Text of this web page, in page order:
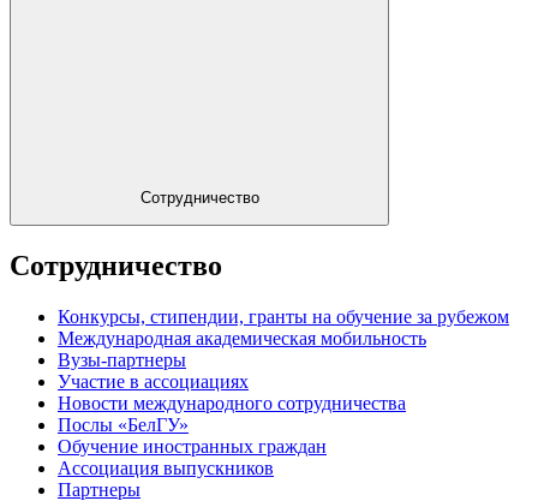
Сотрудничество
Сотрудничество
Конкурсы, стипендии, гранты на обучение за рубежом
Международная академическая мобильность
Вузы-партнеры
Участие в ассоциациях
Новости международного сотрудничества
Послы «БелГУ»
Обучение иностранных граждан
Ассоциация выпускников
Партнеры